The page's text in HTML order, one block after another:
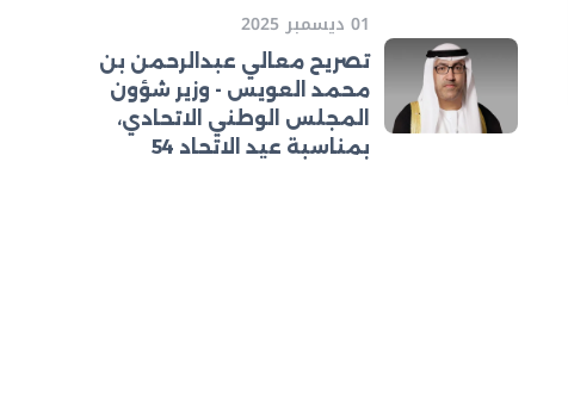
01 ديسمبر 2025
تصريح معالي عبدالرحمن بن
محمد العويس - وزير شؤون
المجلس الوطني الاتحادي،
بمناسبة عيد الاتحاد 54